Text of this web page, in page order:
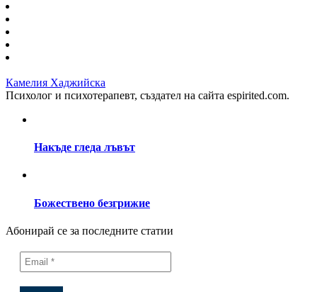
Камелия Хаджийска
Психолог и психотерапевт, създател на сайта espirited.com.
Накъде гледа лъвът
Божествено безгрижие
Абонирай се за последните статии